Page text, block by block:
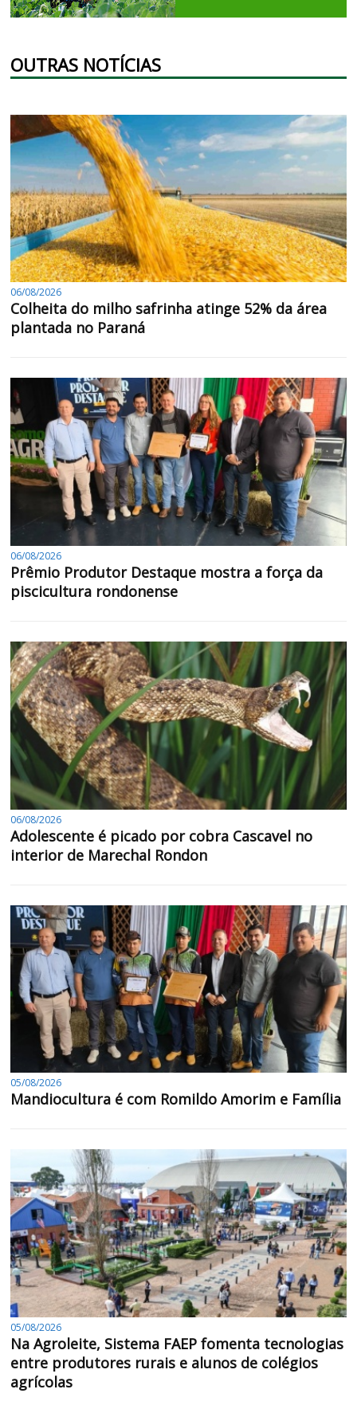
OUTRAS NOTÍCIAS
06/08/2026
Colheita do milho safrinha atinge 52% da área
plantada no Paraná
06/08/2026
Prêmio Produtor Destaque mostra a força da
piscicultura rondonense
06/08/2026
Adolescente é picado por cobra Cascavel no
interior de Marechal Rondon
05/08/2026
Mandiocultura é com Romildo Amorim e Família
05/08/2026
Na Agroleite, Sistema FAEP fomenta tecnologias
entre produtores rurais e alunos de colégios
agrícolas